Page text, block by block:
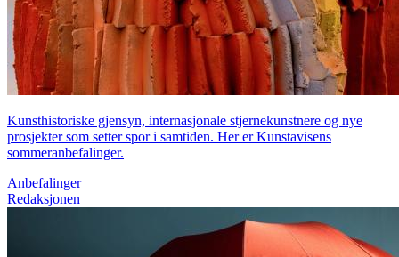
Kunsthistoriske gjensyn, internasjonale stjernekunstnere og nye
prosjekter som setter spor i samtiden. Her er Kunstavisens
sommeranbefalinger.
Anbefalinger
Redaksjonen